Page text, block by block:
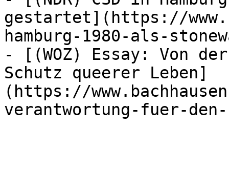
gestartet](https://
hamburg-1980-als-
- [(WOZ) Essay: Von
Schutz queerer Leben]
(https://